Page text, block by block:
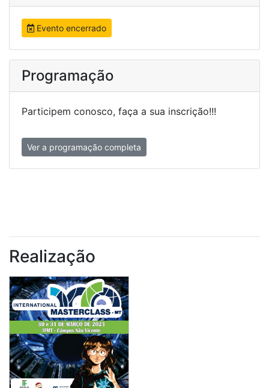
Evento encerrado
Programação
Participem conosco, faça a sua inscrição!!!
Ver a programação completa
Realização